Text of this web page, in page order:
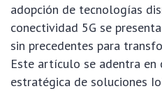
adopción de tecnologías
conectividad 5G se
sin precedentes para
Este artículo se adentra
estratégica de soluciones